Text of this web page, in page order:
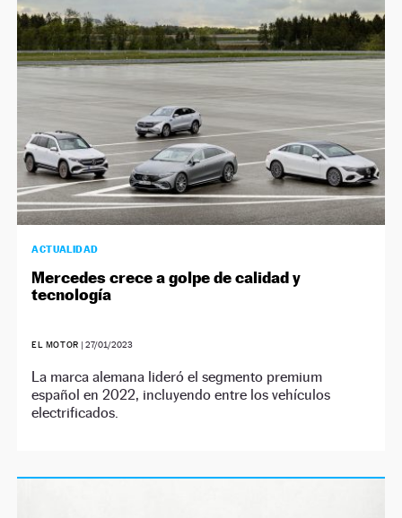
ACTUALIDAD
Mercedes crece a golpe de calidad y
tecnología
EL MOTOR | 27/01/2023
La marca alemana lideró el segmento premium
español en 2022, incluyendo entre los vehículos
electrificados.